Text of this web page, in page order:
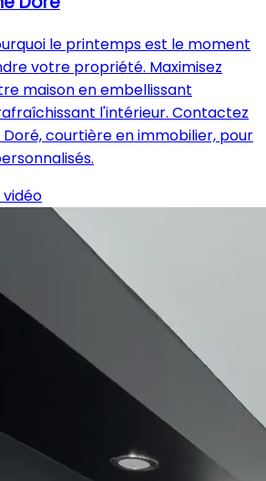
le printemps est le moment
votre propriété. Maximisez
maison en embellissant
l'intérieur. Contactez
courtière en immobilier, pour